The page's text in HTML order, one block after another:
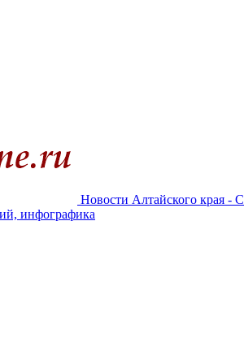
Новости Алтайского края -
инфографика